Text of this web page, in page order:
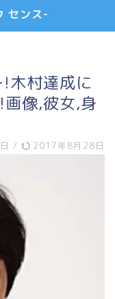
センス-
木村達成に
像,彼女,身
/ 2017年8月28日